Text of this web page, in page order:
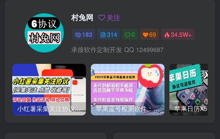
村兔网 关注
183 314 0 69 34.5W+
承接软件定制开发 QQ 12499687
小红薯采集关注协议软件：支持自定义作品，关注，评论点赞，作品点赞收藏等 苹果蓝号检测软件：检测邮箱和手机是否符合苹果手机的协议软件